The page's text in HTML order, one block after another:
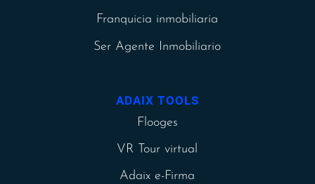
Franquicia inmobiliaria
Ser Agente Inmobiliario
ADAIX TOOLS
Flooges
VR Tour virtual
Adaix e-Firma